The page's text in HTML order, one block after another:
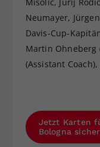
Neumayer,
Davis-Cup-
Martin Ohneberg
(Assistant
Jetzt Karten
Bologna